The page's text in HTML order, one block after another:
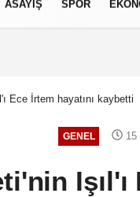
ASAYİŞ SPOR
Ece İrtem hayatını kaybetti
GENEL 15